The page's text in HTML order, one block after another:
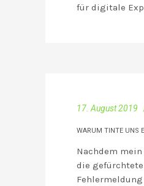
für digitale
17. August 2019
WARUM TINTE UNS
Nachdem
die gefürchtete
Fehlermeldung